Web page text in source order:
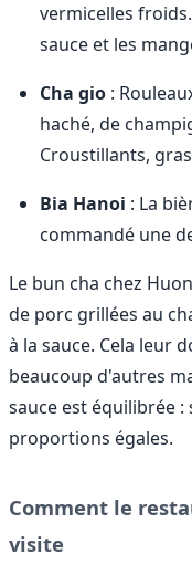
vermicelles
sauce et les
Cha gio :
haché, de
Croustillants,
Bia Hanoi : La
commandé une
Le bun cha chez
de porc grillées au
à la sauce. Cela leur
beaucoup d'autres
sauce est équilibrée :
proportions égales.
Comment le
visite